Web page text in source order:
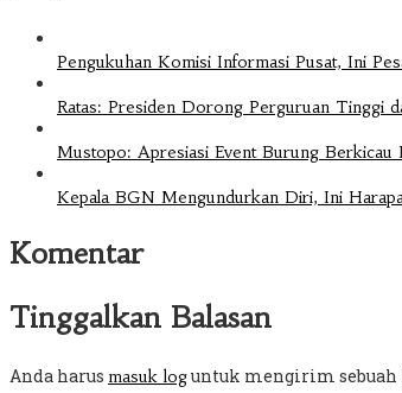
Pengukuhan Komisi Informasi Pusat, Ini
Ratas: Presiden Dorong Perguruan Tinggi
Mustopo: Apresiasi Event Burung Berkicau
Kepala BGN Mengundurkan Diri, Ini
Komentar
Tinggalkan Balasan
Anda harus masuk loguntuk mengirim sebuah